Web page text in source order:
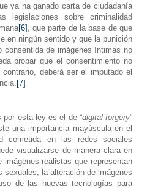
ya ha ganado carta de ciudadanía
legislaciones sobre criminalidad
[6] , que parte de la base de que
en ningún sentido y que la punición
consentida de imágenes íntimas no
probar que el consentimiento no
deberá ser el imputado el
[7]
por esta ley es el de “digital forgery”
una importancia mayúscula en el
cometida en las redes sociales
visualizarse de manera clara en
realistas que representan
sexuales, la alteración de imágenes
de las nuevas tecnologías para